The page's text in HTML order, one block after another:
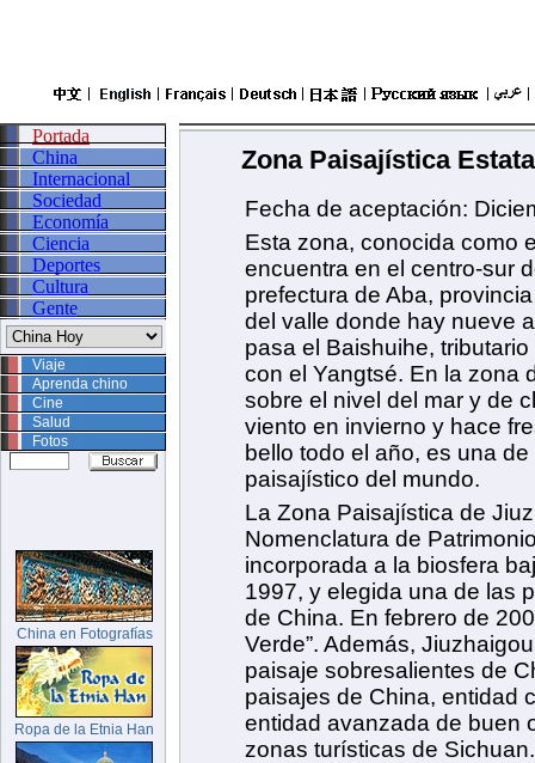
Zona Paisajística
Fecha de aceptación:
Esta zona, conocida como
encuentra en el centro-sur
prefectura de Aba,
del valle donde hay nueve
pasa el Baishuihe,
con el Yangtsé. En la zona
sobre el nivel del mar y de
viento en invierno y hace
bello todo el año, es una
paisajístico del mundo.
La Zona Paisajística de
Nomenclatura de
incorporada a la biosfera
1997, y elegida una de las
de China. En febrero de
Verde”. Además,
paisaje sobresalientes de
paisajes de China, entidad
entidad avanzada de buen
zonas turísticas de Sichuan.